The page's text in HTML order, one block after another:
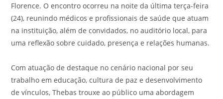
Florence. O encontro ocorreu na noite da última terça-feira
(24), reunindo médicos e profissionais de saúde que atuam
na instituição, além de convidados, no auditório local, para
uma reflexão sobre cuidado, presença e relações humanas.
Com atuação de destaque no cenário nacional por seu
trabalho em educação, cultura de paz e desenvolvimento
de vínculos, Thebas trouxe ao público uma abordagem